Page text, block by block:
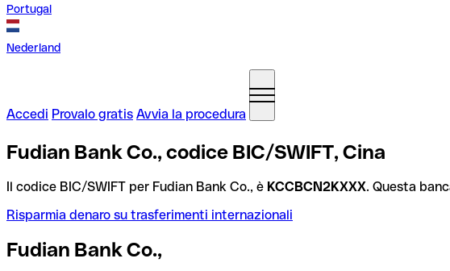
Portugal
Nederland
Accedi Provalo gratis Avvia la procedura
Fudian Bank Co., codice BIC/SWIFT, Cina
Il codice BIC/SWIFT per Fudian Bank Co., è KCCBCN2KXXX. Questa
Risparmia denaro su trasferimenti internazionali
Fudian Bank Co.,